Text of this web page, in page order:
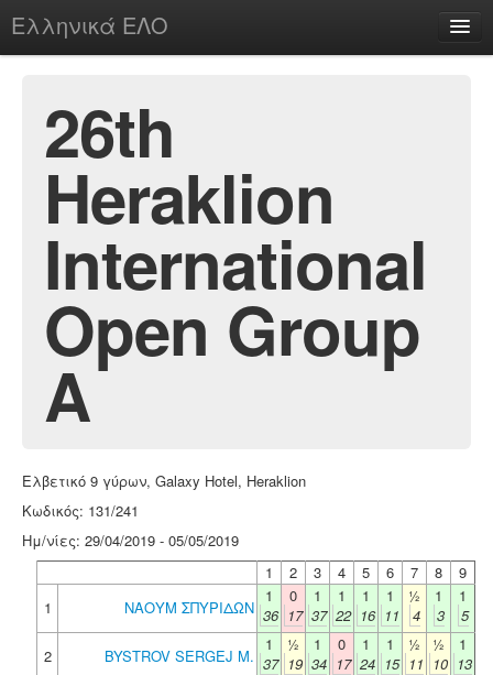
Ελληνικά ΕΛΟ
chesstu.be @ discord
Login
26th
Heraklion
International
Open Group
A
Ελβετικό 9 γύρων, Galaxy Hotel, Heraklion
Κωδικός: 131/241
Ημ/νίες: 29/04/2019 - 05/05/2019
1
2 3 4 5 6 7 8
9
1
ΝΑΟΥΜ ΣΠΥΡΙΔΩΝ
1
36
0
17
1
37
1
22
1
16
1
11
½
4
1
3
1
5
2
BYSTROV SERGEJ M.
1
37
½
19
1
34
0
17
1
24
1
15
½
11
½
10
1
13